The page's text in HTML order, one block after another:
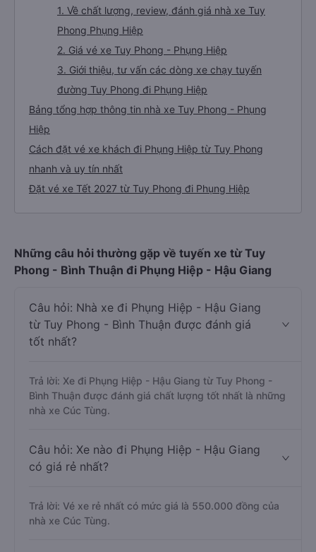
1. Về chất lượng, review, đánh giá nhà xe Tuy
Phong Phụng Hiệp
2. Giá vé xe Tuy Phong - Phụng Hiệp
3. Giới thiệu, tư vấn các dòng xe chạy tuyến
đường Tuy Phong đi Phụng Hiệp
Bảng tổng hợp thông tin nhà xe Tuy Phong - Phụng
Hiệp
Cách đặt vé xe khách đi Phụng Hiệp từ Tuy Phong
nhanh và uy tín nhất
Đặt vé xe Tết 2027 từ Tuy Phong đi Phụng Hiệp
Những câu hỏi thường gặp về tuyến xe từ Tuy
Phong - Bình Thuận đi Phụng Hiệp - Hậu Giang
Câu hỏi: Nhà xe đi Phụng Hiệp - Hậu Giang
từ Tuy Phong - Bình Thuận được đánh giá
tốt nhất?
Trả lời: Xe đi Phụng Hiệp - Hậu Giang từ Tuy Phong -
Bình Thuận được đánh giá chất lượng tốt nhất là những
nhà xe Cúc Tùng.
Câu hỏi: Xe nào đi Phụng Hiệp - Hậu Giang
có giá rẻ nhất?
Trả lời: Vé xe rẻ nhất có mức giá là 550.000 đồng của
nhà xe Cúc Tùng.